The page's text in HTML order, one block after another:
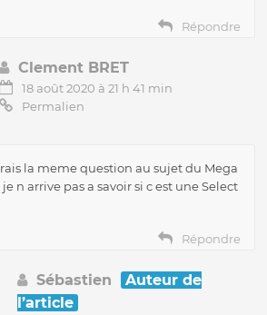
Répondre
Clement BRET
18 août 2020 à 21 h 41 min
Permalien
la meme question au sujet du Mega
je n arrive pas a savoir si c est une Select
Répondre
Sébastien
Auteur de
l’article